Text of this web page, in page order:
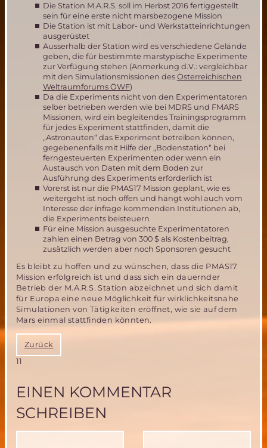
Die Station M.A.R.S. soll im Herbst 2016 fertiggestellt
sein für eine erste nicht marsbezogene Mission
Die Station ist mit Labor- und Werkstatteinrichtungen
ausgerüstet
Ausserhalb der Station wird es verschiedene Gelände
geben, die für bestimmte marstypische Experimente
zur Verfügung stehen (Anmerkung d.V.: vergleichbar
mit den Simulationsmissionen des Österreichischen
Weltraumforums ÖWF)
Da die Experiments nicht von den Experimentatoren
selber betrieben werden wie bei MDRS und FMARS
Missionen, wird ein begleitendes Trainingsprogramm
für jedes Experiment stattfinden, damit die
„Astronauten“ das Experiment betreiben können,
gegebenenfalls mit Hilfe der „Bodenstation“ bei
ferngesteuerten Experimenten oder wenn ein
Austausch von Daten mit dem Boden zur
Ausführung des Experiments erforderlich ist
Vorerst ist nur die PMAS17 Mission geplant, wie es
weitergeht ist noch offen und hängt wohl auch vom
Interesse der infrage kommenden Institutionen ab,
die Experiments beisteuern
Für eine Mission ausgesuchte Experimentatoren
zahlen einen Betrag von 300 $ als Kostenbeitrag,
zusätzlich werden aber noch Sponsoren gesucht
Es bleibt zu hoffen und zu wünschen, dass die PMAS17
Mission erfolgreich ist und dass sich ein dauernder
Betrieb der M.A.R.S. Station abzeichnet und sich damit
für Europa eine neue Möglichkeit für wirklichkeitsnahe
Simulationen von Tätigkeiten eröffnet, wie sie auf dem
Mars einmal stattfinden könnten.
Zurück
11
EINEN KOMMENTAR
SCHREIBEN